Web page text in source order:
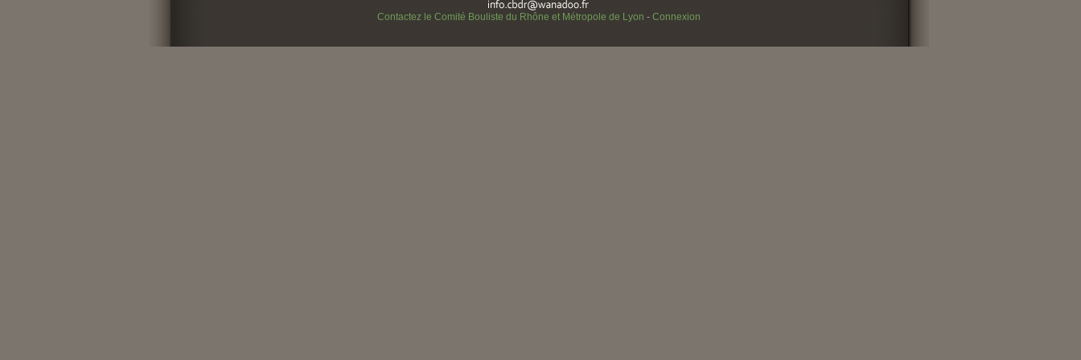
Contactez le Comité Bouliste du Rhône et Métropole de Lyon - Connexion